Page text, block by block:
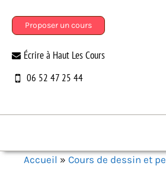
Proposer un cours
Écrire à Haut Les Cours
06 52 47 25 44
Accueil » Cours de dessin et